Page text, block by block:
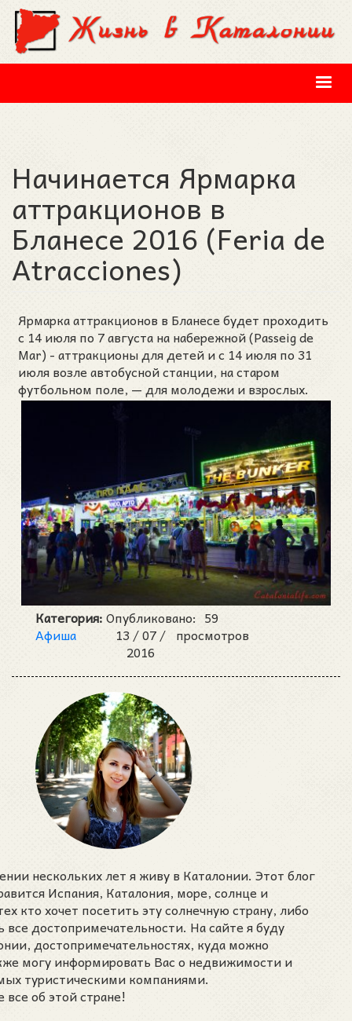
Перейти к основному содержанию
Начинается Ярмарка
аттракционов в
Бланесе 2016 (Feria de
Atracciones)
Ярмарка аттракционов в Бланесе будет проходить
с 14 июля по 7 августа на набережной (Passeig de
Mar) - аттракционы для детей и с 14 июля по 31
июля возле автобусной станции, на старом
футбольном поле, — для молодежи и взрослых.
Категория:
Афиша
Опубликовано:
13 /07 /
2016
59
просмотров
нескольких лет я живу в Каталонии. Этот блог
Испания, Каталония, море, солнце и
кто хочет посетить эту солнечную страну, либо
достопримечательности. На сайте я буду
достопримечательностях, куда можно
могу информировать Вас о недвижимости и
туристическими компаниями.
об этой стране!